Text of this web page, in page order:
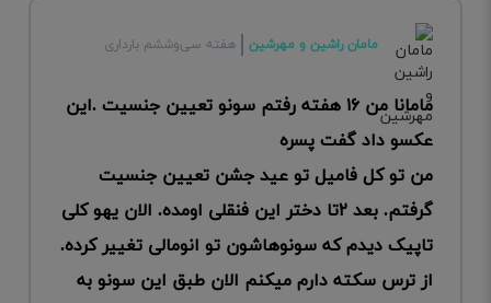
مامان راشین و مهرشین هفته سی‌وششم بارداری
مامانا من ۱۶ هفته رفتم سونو تعیین جنسیت .این
عکسو داد گفت پسره
من تو کل فامیل تو عید جشن تعیین جنسیت
گرفتم. بعد ۲تا دختر این فنقلی اومده. الان یهو کلی
تاپیک دیدم که سونوهاشون تو انومالی تغییر کرده.
از ترس سکته دارم میکنم‌ الان طبق این سونو به